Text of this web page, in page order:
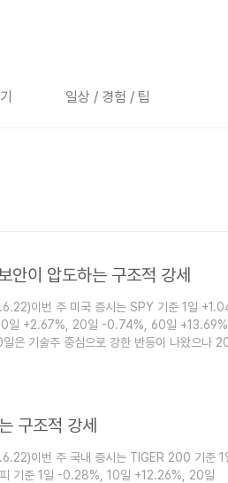
일상 / 경험 / 팁
이 압도하는 구조적 강세
이번 주 미국 증시는 SPY 기준 1일
+2.67%, 20일 -0.74%, 60일 +13.69%
은 기술주 중심으로 강한 반등이 나왔으나
세의 일관성이 진짜 주도주를 가려내는 핵심
구조적 강세
이번 주 국내 증시는 TIGER 200 기준 1
기준 1일 -0.28%, 10일 +12.26%, 20일